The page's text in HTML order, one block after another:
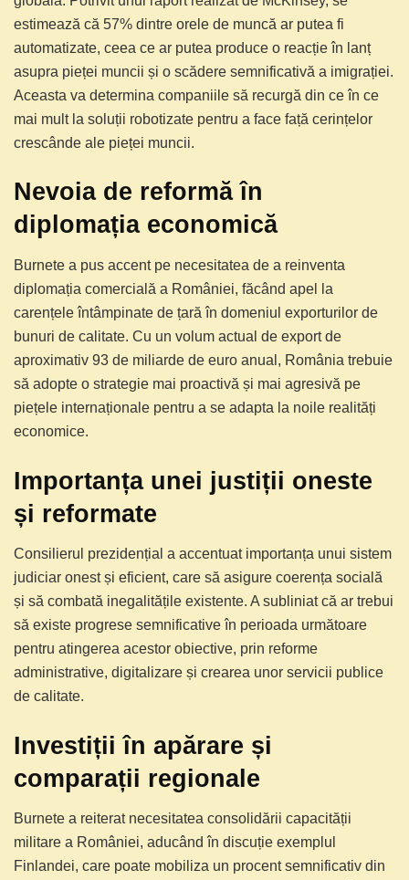
estimează că 57% dintre orele de muncă ar putea fi
automatizate, ceea ce ar putea produce o reacție în lanț
asupra pieței muncii și o scădere semnificativă a imigrației.
Aceasta va determina companiile să recurgă din ce în ce
mai mult la soluții robotizate pentru a face față cerințelor
crescânde ale pieței muncii.
Nevoia de reformă în
diplomația economică
Burnete a pus accent pe necesitatea de a reinventa
diplomația comercială a României, făcând apel la
carențele întâmpinate de țară în domeniul exporturilor de
bunuri de calitate. Cu un volum actual de export de
aproximativ 93 de miliarde de euro anual, România trebuie
să adopte o strategie mai proactivă și mai agresivă pe
piețele internaționale pentru a se adapta la noile realități
economice.
Importanța unei justiții oneste
și reformate
Consilierul prezidențial a accentuat importanța unui sistem
judiciar onest și eficient, care să asigure coerența socială
și să combată inegalitățile existente. A subliniat că ar trebui
să existe progrese semnificative în perioada următoare
pentru atingerea acestor obiective, prin reforme
administrative, digitalizare și crearea unor servicii publice
de calitate.
Investiții în apărare și
comparații regionale
Burnete a reiterat necesitatea consolidării capacității
militare a României, aducând în discuție exemplul
Finlandei, care poate mobiliza un procent semnificativ din